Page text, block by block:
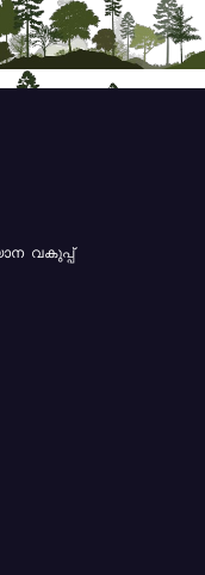
വകുപ്പ്